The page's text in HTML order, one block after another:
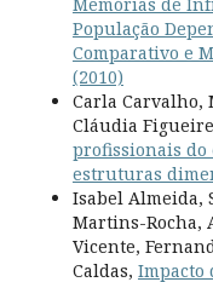
População
Comparativo e
(2010)
Carla Carvalho,
Cláudia
profissionais do
estruturas
Isabel Almeida,
Martins-Rocha,
Vicente,
Caldas, Impacto